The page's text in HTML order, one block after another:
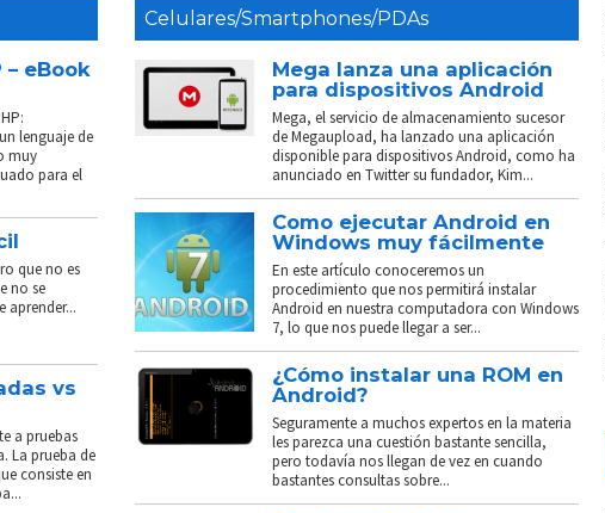
– eBook
lenguaje de
muy
para el
que no es
no se
aprender...
vs
a pruebas
La prueba de
consiste en
Celulares/Smartphones/PDAs
Mega lanza una aplicación
para dispositivos Android
Mega, el servicio de almacenamiento sucesor
de Megaupload, ha lanzado una aplicación
disponible para dispositivos Android, como ha
anunciado en Twitter su fundador, Kim...
Como ejecutar Android en
Windows muy fácilmente
En este artículo conoceremos un
procedimiento que nos permitirá instalar
Android en nuestra computadora con Windows
7, lo que nos puede llegar a ser...
¿Cómo instalar una ROM en
Android?
Seguramente a muchos expertos en la materia
les parezca una cuestión bastante sencilla,
pero todavía nos llegan de vez en cuando
bastantes consultas sobre...